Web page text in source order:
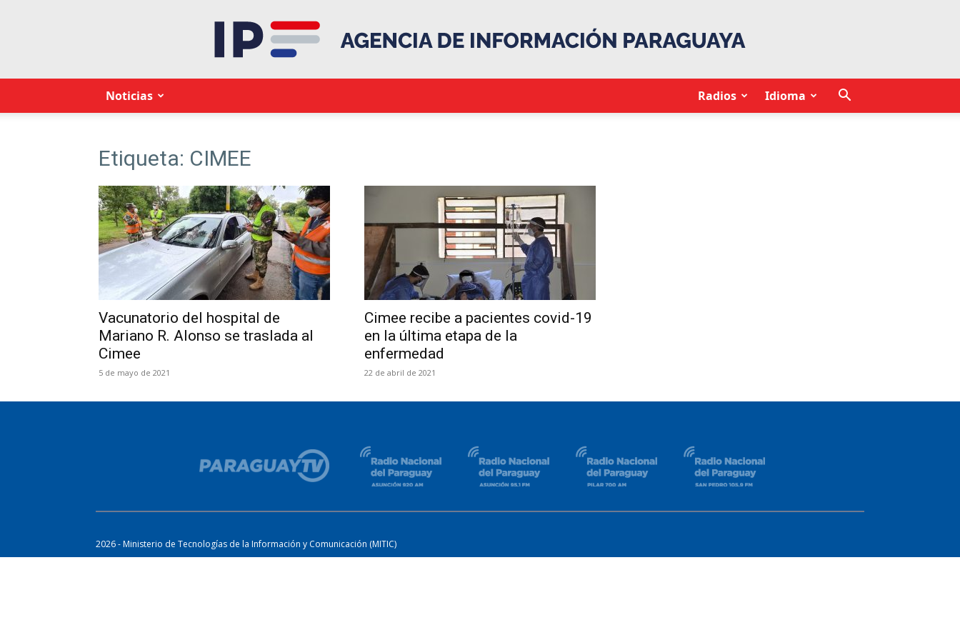
IP::.
Noticias Idioma
Radios
Etiqueta: CIMEE
Vacunatorio del hospital de
Mariano R. Alonso se traslada al
Cimee
5 de mayo de 2021
Cimee recibe a pacientes covid-19
en la última etapa de la
enfermedad
22 de abril de 2021
2026 - Ministerio de Tecnologías de la Información y Comunicación (MITIC)